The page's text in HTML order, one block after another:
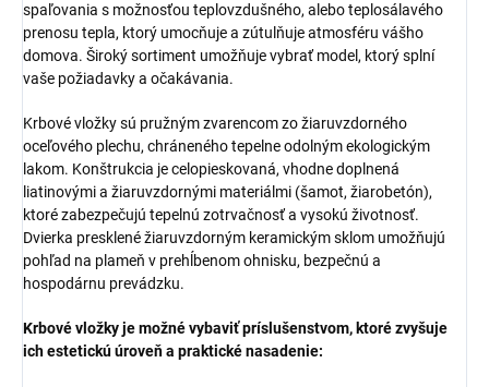
spaľovania s možnosťou teplovzdušného, alebo teplosálavého
prenosu tepla, ktorý umocňuje a zútulňuje atmosféru vášho
domova. Široký sortiment umožňuje vybrať model, ktorý splní
vaše požiadavky a očakávania.
Krbové vložky sú pružným zvarencom zo žiaruvzdorného
oceľového plechu, chráneného tepelne odolným ekologickým
lakom. Konštrukcia je celopieskovaná, vhodne doplnená
liatinovými a žiaruvzdornými materiálmi (šamot, žiarobetón),
ktoré zabezpečujú tepelnú zotrvačnosť a vysokú životnosť.
Dvierka presklené žiaruvzdorným keramickým sklom umožňujú
pohľad na plameň v prehĺbenom ohnisku, bezpečnú a
hospodárnu prevádzku.
Krbové vložky je možné vybaviť príslušenstvom, ktoré zvyšuje
ich estetickú úroveň a praktické nasadenie: